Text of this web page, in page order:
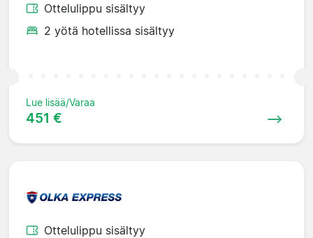
Ottelulippu sisältyy
2 yötä hotellissa sisältyy
Lue lisää/Varaa
451 €
Ottelulippu sisältyy